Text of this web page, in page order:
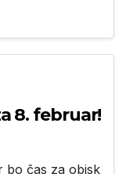
8. februar!
bo čas za obisk